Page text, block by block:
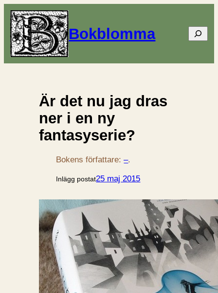
Bokblomma Sök
Är det nu jag dras
ner i en ny
fantasyserie?
Bokens författare:–.
Inlägg postat25 maj 2015